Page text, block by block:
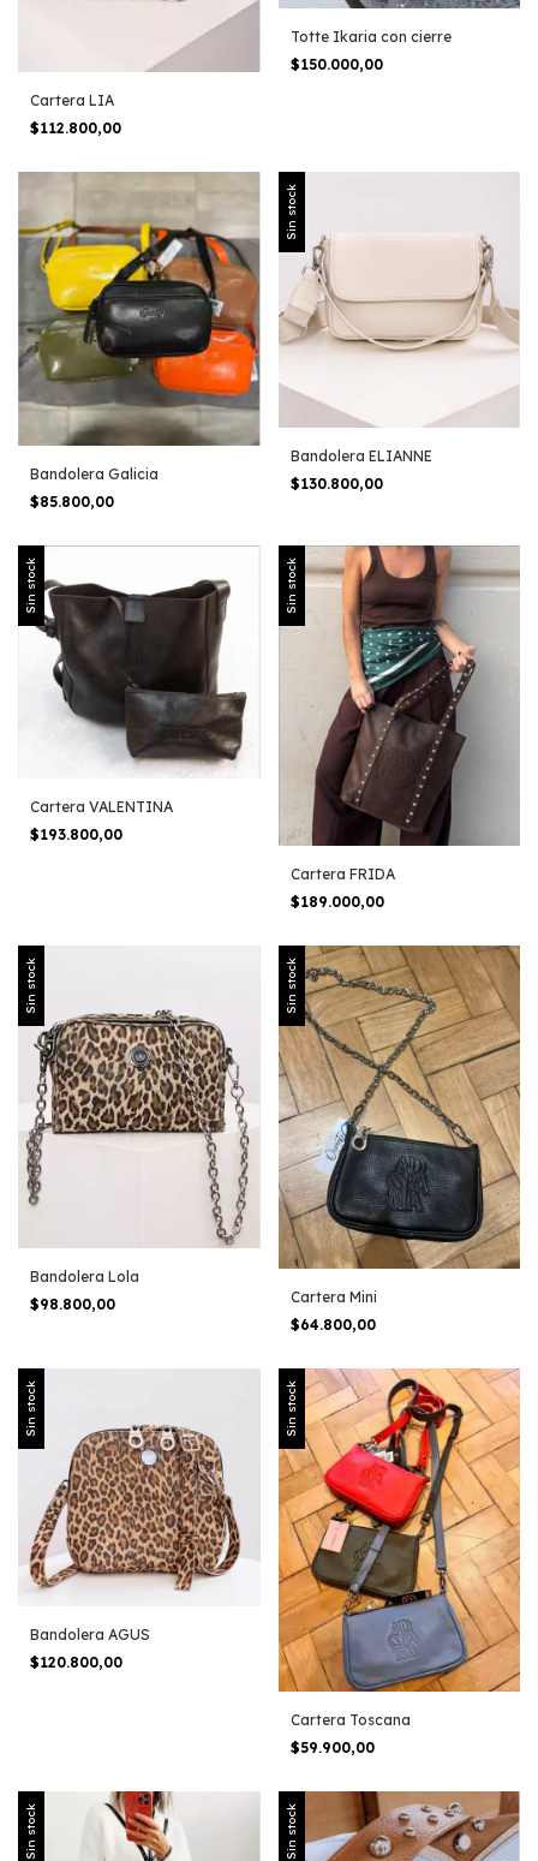
Cartera LIA
$112.800,00
Totte Ikaria con cierre
$150.000,00
Bandolera Galicia
$85.800,00
Sin stock
Bandolera ELIANNE
$130.800,00
Sin stock
Cartera VALENTINA
$193.800,00
Sin stock
Cartera FRIDA
$189.000,00
Sin stock
Bandolera Lola
$98.800,00
Sin stock
Cartera Mini
$64.800,00
Sin stock
Bandolera AGUS
$120.800,00
Sin stock
Cartera Toscana
$59.900,00
Sin stock Sin stock